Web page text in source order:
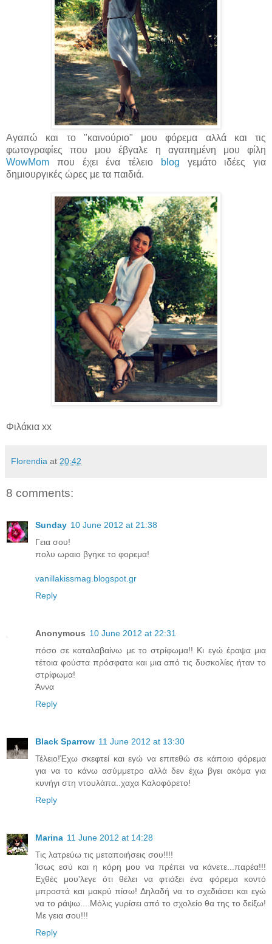
Αγαπώ και το "καινούριο" μου φόρεμα αλλά και τις
φωτογραφίες που μου έβγαλε η αγαπημένη μου φίλη
WowMom που έχει ένα τέλειο blog γεμάτο ιδέες για
δημιουργικές ώρες με τα παιδιά.
Φιλάκια xx
Florendia at 20:42
8 comments:
Sunday 10 June 2012 at 21:38
Γεια σου!
πολυ ωραιο βγηκε το φορεμα!
vanillakissmag.blogspot.gr
Reply
Anonymous 10 June 2012 at 22:31
πόσο σε καταλαβαίνω με το στρίφωμα!! Κι εγώ έραψα μια
τέτοια φούστα πρόσφατα και μια από τις δυσκολίες ήταν το
στρίφωμα!
Άννα
Reply
Black Sparrow 11 June 2012 at 13:30
Τέλειο!Έχω σκεφτεί και εγώ να επιτεθώ σε κάποιο φόρεμα
για να το κάνω ασύμμετρο αλλά δεν έχω βγει ακόμα για
κυνήγι στη ντουλάπα..χαχα Καλοφόρετο!
Reply
Marina 11 June 2012 at 14:28
Τις λατρεύω τις μεταποιήσεις σου!!!!
Ίσως εσύ και η κόρη μου να πρέπει να κάνετε...παρέα!!!
Εχθές μου'λεγε ότι θέλει να φτιάξει ένα φόρεμα κοντό
μπροστά και μακρύ πίσω! Δηλαδή να το σχεδιάσει και εγώ
να το ράψω....Μόλις γυρίσει από το σχολείο θα της το δείξω!
Με γεια σου!!!
Reply